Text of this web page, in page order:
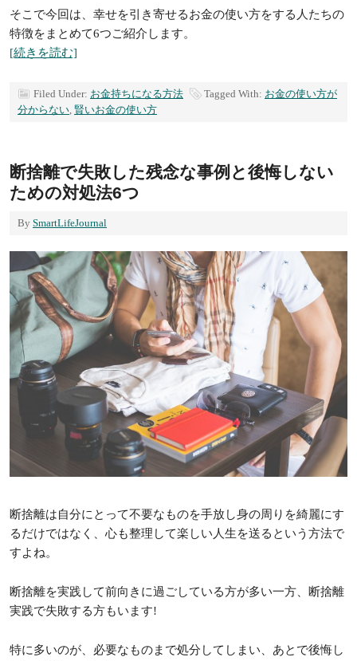
そこで今回は、幸せを引き寄せるお金の使い方をする人たちの
特徴をまとめて6つご紹介します。
[続きを読む]
Filed Under: お金持ちになる方法 Tagged With: お金の使い方が
分からない 賢いお金の使い方
断捨離で失敗した残念な事例と後悔しない
ための対処法6つ
By SmartLifeJournal
断捨離は自分にとって不要なものを手放し身の周りを綺麗にす
るだけではなく、心も整理して楽しい人生を送るという方法で
すよね。
断捨離を実践して前向きに過ごしている方が多い一方、断捨離
実践で失敗する方もいます!
特に多いのが、必要なものまで処分してしまい、あとで後悔し